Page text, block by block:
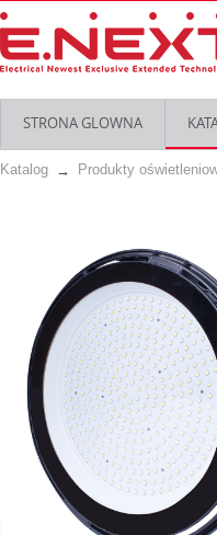
STRONA GLOWNA
Katalog Produkty